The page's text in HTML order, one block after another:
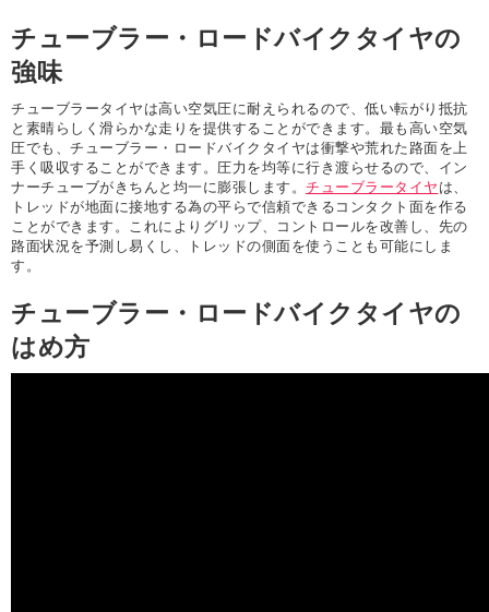
チューブラー・ロードバイクタイヤの
強味
チューブラータイヤは高い空気圧に耐えられるので、低い転がり抵抗
と素晴らしく滑らかな走りを提供することができます。最も高い空気
圧でも、チューブラー・ロードバイクタイヤは衝撃や荒れた路面を上
手く吸収することができます。圧力を均等に行き渡らせるので、イン
ナーチューブがきちんと均一に膨張します。 チューブラータイヤは、
トレッドが地面に接地する為の平らで信頼できるコンタクト面を作る
ことができます。これによりグリップ、コントロールを改善し、先の
路面状況を予測し易くし、トレッドの側面を使うことも可能にしま
す。
チューブラー・ロードバイクタイヤの
はめ方